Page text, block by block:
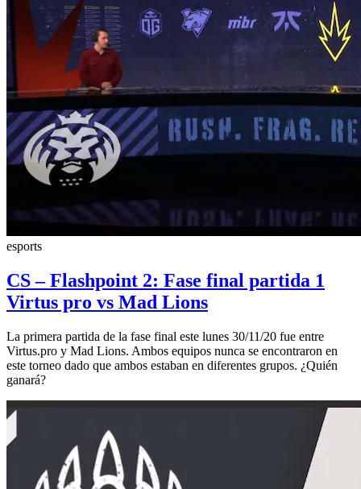
esports
CS – Flashpoint 2: Fase final partida 1
Virtus pro vs Mad Lions
La primera partida de la fase final este lunes 30/11/20 fue entre
Virtus.pro y Mad Lions. Ambos equipos nunca se encontraron en
este torneo dado que ambos estaban en diferentes grupos. ¿Quién
ganará?